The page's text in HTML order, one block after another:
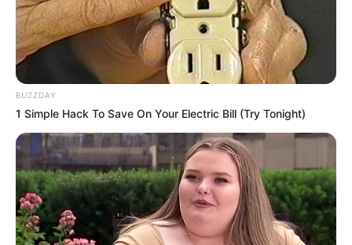
Kapcsolódó cikkünk
Bizonyítottság hiányában megszüntették a Varga
Judit interjúja nyomán indult eljárást
Bizonyítottság hiányában megszüntették azt az
eljárást, amely Varga Judit korábbi igazságügyi
miniszter…
BUZZDAY
1 Simple Hack To Save On Your Electric Bill (Try Tonight)